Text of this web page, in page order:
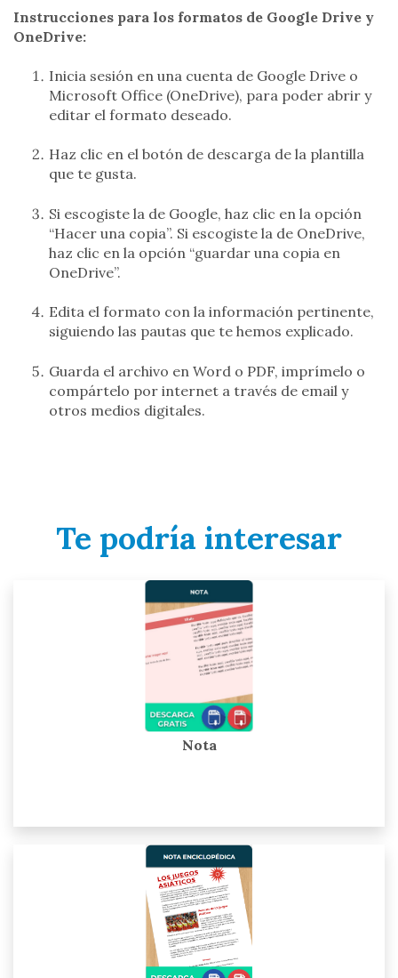
Instrucciones para los formatos de Google Drive y
OneDrive:
Inicia sesión en una cuenta de Google Drive o
Microsoft Office (OneDrive), para poder abrir y
editar el formato deseado.
Haz clic en el botón de descarga de la plantilla
que te gusta.
Si escogiste la de Google, haz clic en la opción
“Hacer una copia”. Si escogiste la de OneDrive,
haz clic en la opción “guardar una copia en
OneDrive”.
Edita el formato con la información pertinente,
siguiendo las pautas que te hemos explicado.
Guarda el archivo en Word o PDF, imprímelo o
compártelo por internet a través de email y
otros medios digitales.
Te podría interesar
Nota